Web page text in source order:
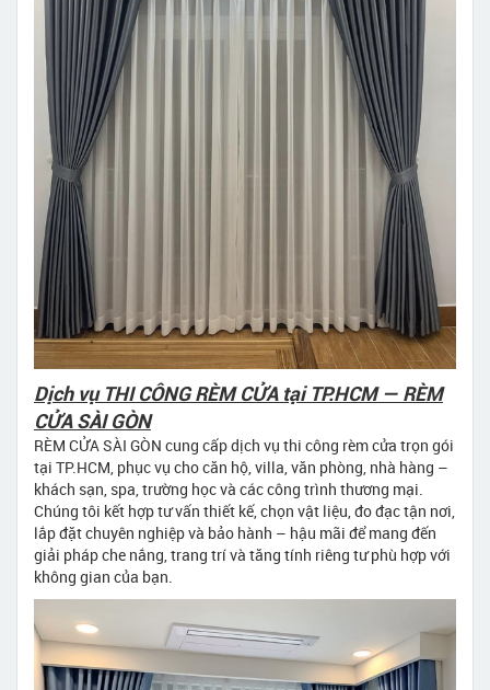
Dịch vụ THI CÔNG RÈM CỬA tại TP.HCM — RÈM
CỬA SÀI GÒN
RÈM CỬA SÀI GÒN cung cấp dịch vụ thi công rèm cửa trọn gói
tại TP.HCM, phục vụ cho căn hộ, villa, văn phòng, nhà hàng –
khách sạn, spa, trường học và các công trình thương mại.
Chúng tôi kết hợp tư vấn thiết kế, chọn vật liệu, đo đạc tận nơi,
lắp đặt chuyên nghiệp và bảo hành – hậu mãi để mang đến
giải pháp che nắng, trang trí và tăng tính riêng tư phù hợp với
không gian của bạn.